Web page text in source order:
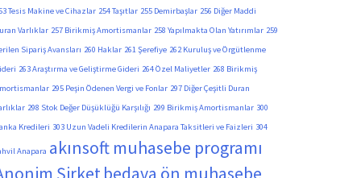
Tesis Makine ve Cihazlar 254 Taşıtlar 255 Demirbaşlar 256 Diğer Maddi
Varlıklar 257 Birikmiş Amortismanlar 258 Yapılmakta Olan Yatırımlar 259
Sipariş Avansları 260 Haklar 261 Şerefiye 262 Kuruluş ve Örgütlenme
263 Araştırma ve Geliştirme Gideri 264 Özel Maliyetler 268 Birikmiş
295 Peşin Ödenen Vergi ve Fonlar 297 Diğer Çeşitli Duran
298 Stok Değer Düşüklüğü Karşılığı 299 Birikmiş Amortismanlar 300
Kredileri 303 Uzun Vadeli Kredilerin Anapara Taksitleri ve Faizleri 304
Anapara akınsoft muhasebe programı